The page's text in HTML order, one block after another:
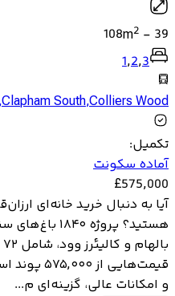
39
-
108m2
1,2,3
,Clapham South,Colliers Wood
تکمیل:
آماده سکونت
£575,000
هستید؟
قیمت‌هایی
و امکانات عالی، گزینه‌ای م...